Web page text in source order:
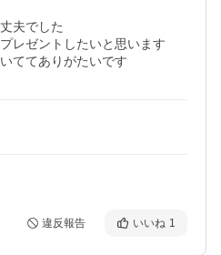
夫でした
レゼントしたいと思います
違反報告 いいね 1